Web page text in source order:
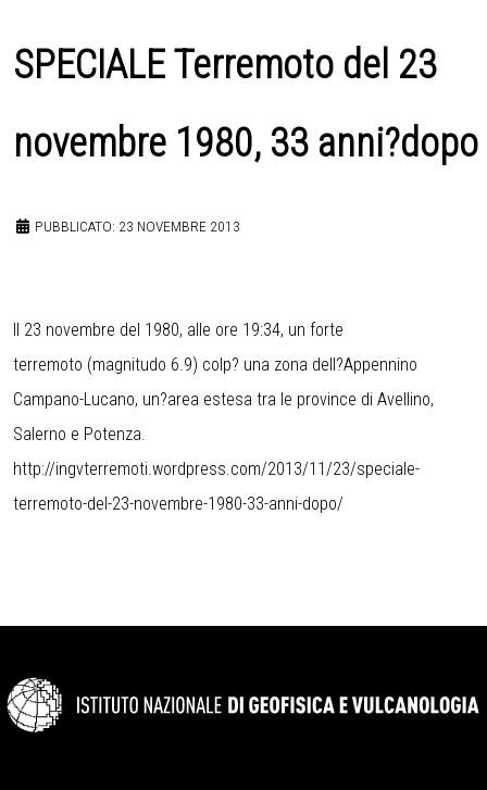
SPECIALE Terremoto del 23
novembre 1980, 33 anni?dopo
PUBBLICATO: 23 NOVEMBRE 2013
Il 23 novembre del 1980, alle ore 19:34, un forte
terremoto (magnitudo 6.9) colp? una zona dell?Appennino
Campano-Lucano, un?area estesa tra le province di Avellino,
Salerno e Potenza.
http://ingvterremoti.wordpress.com/2013/11/23/speciale-
terremoto-del-23-novembre-1980-33-anni-dopo/